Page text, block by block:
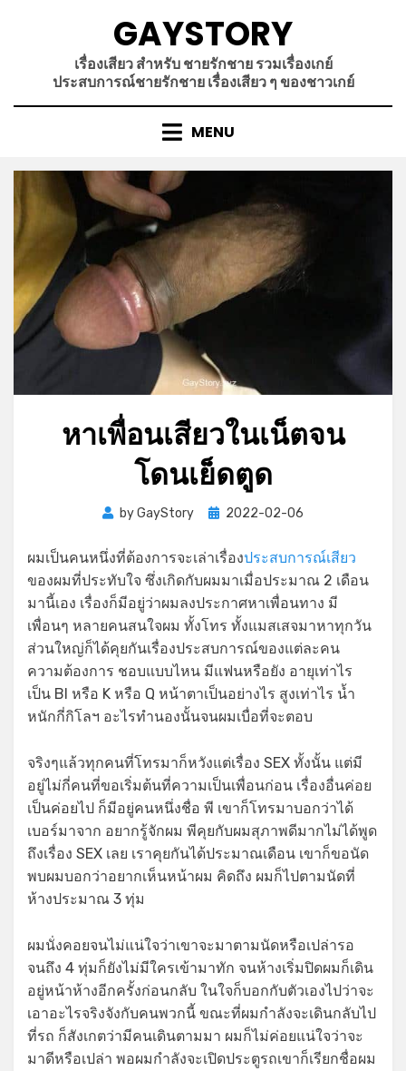
GAYSTORY
เรื่องเสียว สำหรับ ชายรักชาย รวมเรื่องเกย์
ประสบการณ์ชายรักชาย เรื่องเสียว ๆ ของชาวเกย์
MENU
หาเพื่อนเสียวในเน็ตจน
โดนเย็ดตูด
byGayStory
Posted
2022-02-06
ผมเป็นคนหนึ่งที่ต้องการจะเล่าเรื่องประสบการณ์เสียว
ของผมที่ประทับใจ ซึ่งเกิดกับผมมาเมื่อประมาณ 2 เดือน
มานี้เอง เรื่องก็มีอยู่ว่าผมลงประกาศหาเพื่อนทาง มี
เพื่อนๆ หลายคนสนใจผม ทั้งโทร ทั้งแมสเสจมาหาทุกวัน
ส่วนใหญ่ก็ได้คุยกันเรื่องประสบการณ์ของแต่ละคน
ความต้องการ ชอบแบบไหน มีแฟนหรือยัง อายุเท่าไร
เป็น BI หรือ K หรือ Q หน้าตาเป็นอย่างไร สูงเท่าไร น้ำ
หนักกี่กิโลฯ อะไรทำนองนั้นจนผมเบื่อที่จะตอบ
จริงๆแล้วทุกคนที่โทรมาก็หวังแต่เรื่อง SEX ทั้งนั้น แต่มี
อยู่ไม่กี่คนที่ขอเริ่มต้นที่ความเป็นเพื่อนก่อน เรื่องอื่นค่อย
เป็นค่อยไป ก็มีอยู่คนหนึ่งชื่อ พี เขาก็โทรมาบอกว่าได้
เบอร์มาจาก อยากรู้จักผม พีคุยกับผมสุภาพดีมากไม่ได้พูด
ถึงเรื่อง SEX เลย เราคุยกันได้ประมาณเดือน เขาก็ขอนัด
พบผมบอกว่าอยากเห็นหน้าผม คิดถึง ผมก็ไปตามนัดที่
ห้างประมาณ 3 ทุ่ม
ผมนั่งคอยจนไม่แน่ใจว่าเขาจะมาตามนัดหรือเปล่ารอ
จนถึง 4 ทุ่มก็ยังไม่มีใครเข้ามาทัก จนห้างเริ่มปิดผมก็เดิน
อยู่หน้าห้างอีกครั้งก่อนกลับ ในใจก็บอกกับตัวเองไปว่าจะ
เอาอะไรจริงจังกับคนพวกนี้ ขณะที่ผมกำลังจะเดินกลับไป
ที่รถ ก็สังเกตว่ามีคนเดินตามมา ผมก็ไม่ค่อยแน่ใจว่าจะ
มาดีหรือเปล่า พอผมกำลังจะเปิดประตูรถเขาก็เรียกชื่อผม